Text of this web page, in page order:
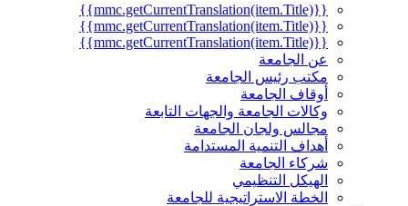
{{mmc.getCurrentTranslation(item.Title)}}
{{mmc.getCurrentTranslation(item.Title)}}
{{mmc.getCurrentTranslation(item.Title)}}
عن الجامعة
مكتب رئيس الجامعة
أوقاف الجامعة
وكالات الجامعة والجهات التابعة
مجالس ولجان الجامعة
أهداف التنمية المستدامة
شركاء الجامعة
الهيكل التنظيمي
الخطة الاستراتيجية للجامعة